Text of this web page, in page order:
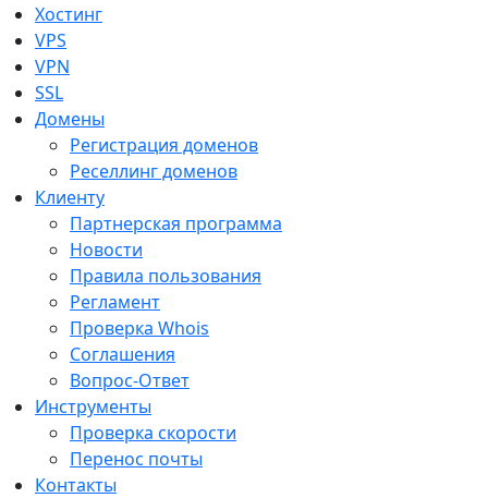
Хостинг
VPS
VPN
SSL
Домены
Регистрация доменов
Реселлинг доменов
Клиенту
Партнерская программа
Новости
Правила пользования
Регламент
Проверка Whois
Соглашения
Вопрос-Ответ
Инструменты
Проверка скорости
Перенос почты
Контакты